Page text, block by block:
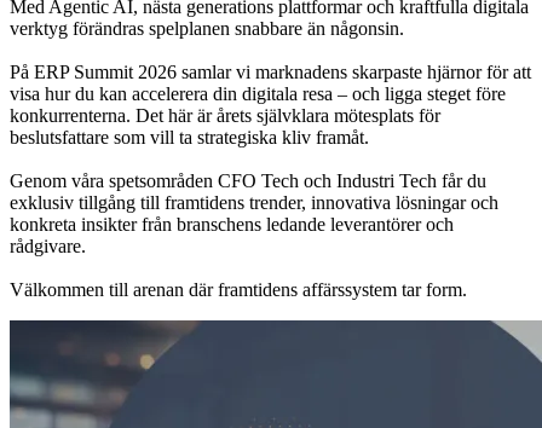
Med Agentic AI, nästa generations plattformar och kraftfulla digitala
verktyg förändras spelplanen snabbare än någonsin.
På ERP Summit 2026 samlar vi marknadens skarpaste hjärnor för att
visa hur du kan accelerera din digitala resa – och ligga steget före
konkurrenterna. Det här är årets självklara mötesplats för
beslutsfattare som vill ta strategiska kliv framåt.
Genom våra spetsområden CFO Tech och Industri Tech får du
exklusiv tillgång till framtidens trender, innovativa lösningar och
konkreta insikter från branschens ledande leverantörer och
rådgivare.
Välkommen till arenan där framtidens affärssystem tar form.